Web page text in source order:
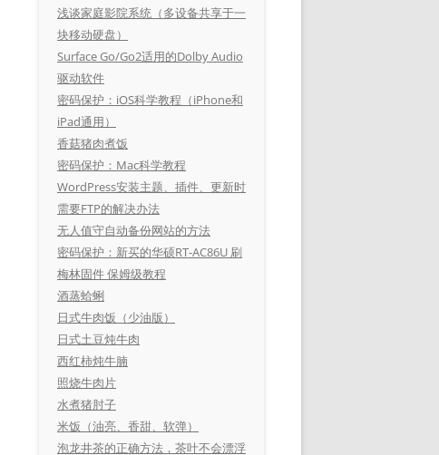
浅谈家庭影院系统（多设备共享于一
块移动硬盘）
Surface Go/Go2适用的Dolby Audio
驱动软件
密码保护：iOS科学教程（iPhone和
iPad通用）
香菇猪肉煮饭
密码保护：Mac科学教程
WordPress安装主题、插件、更新时
需要FTP的解决办法
无人值守自动备份网站的方法
密码保护：新买的华硕RT-AC86U 刷
梅林固件 保姆级教程
酒蒸蛤蜊
日式牛肉饭（少油版）
日式土豆炖牛肉
西红柿炖牛腩
照烧牛肉片
水煮猪肘子
米饭（油亮、香甜、软弹）
泡龙井茶的正确方法，茶叶不会漂浮